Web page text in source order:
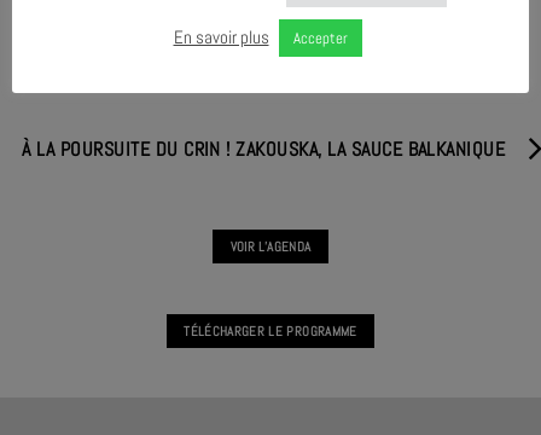
À LA POURSUITE DU CRIN ! ZAKOUSKA, LA SAUCE BALKANIQUE
VOIR L'AGENDA
TÉLÉCHARGER LE PROGRAMME
En savoir plus Accepter